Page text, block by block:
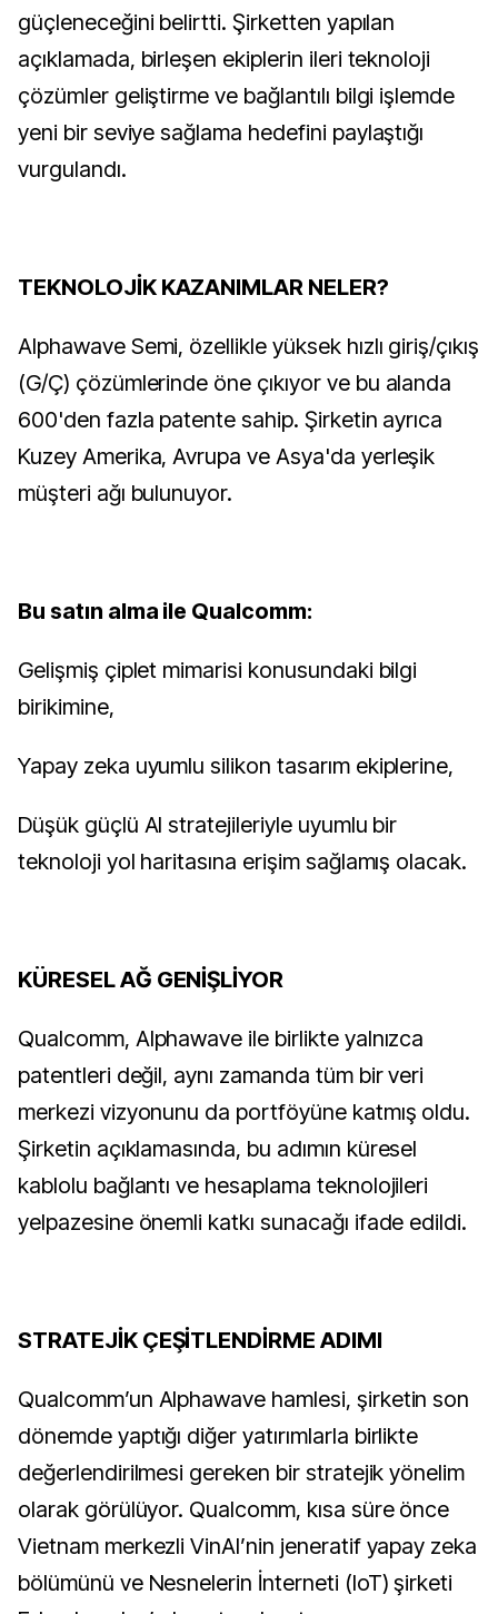
güçleneceğini belirtti. Şirketten yapılan
açıklamada, birleşen ekiplerin ileri teknoloji
çözümler geliştirme ve bağlantılı bilgi işlemde
yeni bir seviye sağlama hedefini paylaştığı
vurgulandı.
TEKNOLOJİK KAZANIMLAR NELER?
Alphawave Semi, özellikle yüksek hızlı giriş/çıkış
(G/Ç) çözümlerinde öne çıkıyor ve bu alanda
600'den fazla patente sahip. Şirketin ayrıca
Kuzey Amerika, Avrupa ve Asya'da yerleşik
müşteri ağı bulunuyor.
Bu satın alma ile Qualcomm:
Gelişmiş çiplet mimarisi konusundaki bilgi
birikimine,
Yapay zeka uyumlu silikon tasarım ekiplerine,
Düşük güçlü AI stratejileriyle uyumlu bir
teknoloji yol haritasına erişim sağlamış olacak.
KÜRESEL AĞ GENİŞLİYOR
Qualcomm, Alphawave ile birlikte yalnızca
patentleri değil, aynı zamanda tüm bir veri
merkezi vizyonunu da portföyüne katmış oldu.
Şirketin açıklamasında, bu adımın küresel
kablolu bağlantı ve hesaplama teknolojileri
yelpazesine önemli katkı sunacağı ifade edildi.
STRATEJİK ÇEŞİTLENDİRME ADIMI
Qualcomm’un Alphawave hamlesi, şirketin son
dönemde yaptığı diğer yatırımlarla birlikte
değerlendirilmesi gereken bir stratejik yönelim
olarak görülüyor. Qualcomm, kısa süre önce
Vietnam merkezli VinAI’nin jeneratif yapay zeka
bölümünü ve Nesnelerin İnterneti (IoT) şirketi